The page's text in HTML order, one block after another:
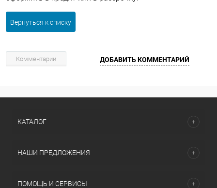
Вернуться к списку
Комментарии ДОБАВИТЬ КОММЕНТАРИЙ
КАТАЛОГ
НАШИ ПРЕДЛОЖЕНИЯ
ПОМОЩЬ И СЕРВИСЫ